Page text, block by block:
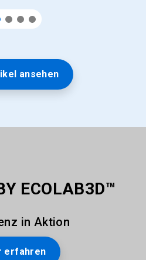
ansehen
ECOLAB3D™
in Aktion
erfahren